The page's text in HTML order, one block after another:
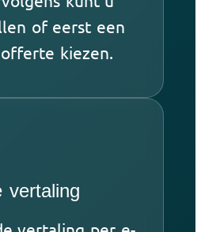
of eerst een
kiezen.
vertaling